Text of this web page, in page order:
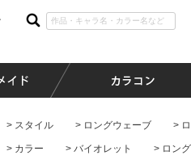
スタイル ロングウェーブ
カラー バイオレット ロン